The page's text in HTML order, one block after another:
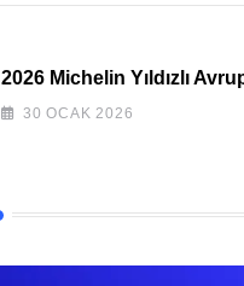
2026 Michelin Yıldızlı
30 OCAK 2026